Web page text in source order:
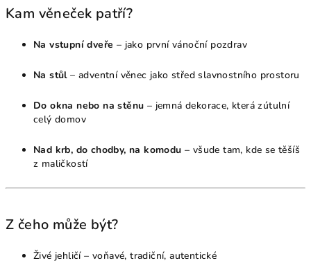
Kam věneček patří?
Na vstupní dveře – jako první vánoční pozdrav
Na stůl– adventní věnec jako střed slavnostního prostoru
Do okna nebo na stěnu – jemná dekorace, která zútulní
celý domov
Nad krb, do chodby, na komodu – všude tam, kde se těšíš
z maličkostí
Z čeho může být?
Živé jehličí – voňavé, tradiční, autentické